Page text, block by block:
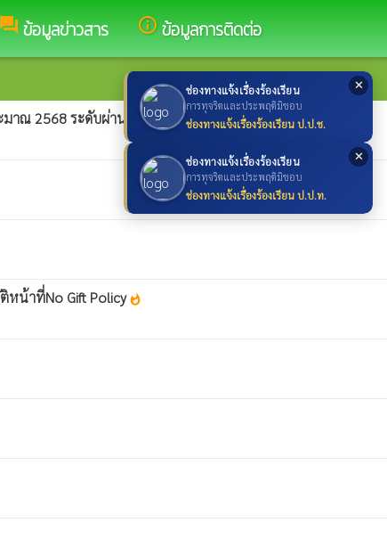
✕
ช่องทางแจ้งเรื่องร้องเรียน
การทุจริตและประพฤติมิชอบ
ช่องทางแจ้งเรื่องร้องเรียน ป.ป.ช.
✕
ช่องทางแจ้งเรื่องร้องเรียน
การทุจริตและประพฤติมิชอบ
ช่องทางแจ้งเรื่องร้องเรียน ป.ป.ท.
forum ข้อมูลข่าวสาร info_outline ข้อมูลการติดต่อ
มาณ 2568 ระดับผ่านดีเยี่ยมwhatshot
หน้าที่No Gift Policywhatshot